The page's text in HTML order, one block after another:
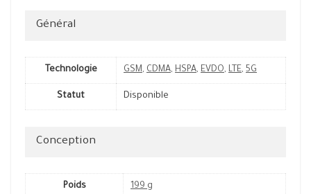
Général
Technologie GSM, CDMA, HSPA, EVDO, LTE, 5G
Statut Disponible
Conception
Poids 199 g